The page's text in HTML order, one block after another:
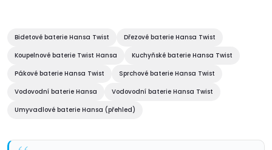
á
d
a
c
í
Bidetové baterie Hansa Twist
Dřezové baterie Hansa Twist
Koupelnové baterie Twist Hansa
Kuchyňské baterie Hansa Twist
Pákové baterie Hansa Twist
Sprchové baterie Hansa Twist
Vodovodní baterie Hansa
Vodovodní baterie Hansa Twist
Umyvadlové baterie Hansa (přehled)